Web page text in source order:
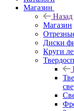
Магазин
Назад
Магазин
Диски
Круги